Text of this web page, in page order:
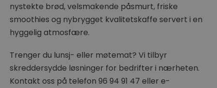
nystekte brød, velsmakende påsmurt, friske
smoothies og nybrygget kvalitetskaffe servert i en
hyggelig atmosfære.
Trenger du lunsj- eller møtemat? Vi tilbyr
skreddersydde løsninger for bedrifter i nærheten.
Kontakt oss på telefon 96 94 91 47 eller e-